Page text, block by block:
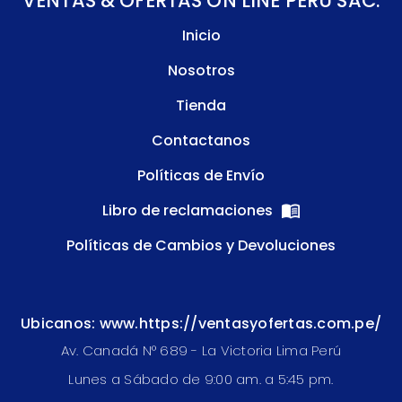
Inicio
Nosotros
Tienda
Contactanos
Políticas de Envío
Libro de reclamaciones
Políticas de Cambios y Devoluciones
Ubicanos: www.https://ventasyofertas.com.pe/
Av. Canadá N° 689 - La Victoria Lima Perú
Lunes a Sábado de 9:00 am. a 5:45 pm.